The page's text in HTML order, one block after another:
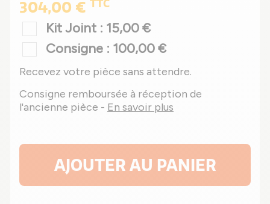
304,00 € TTC
Kit Joint : 15,00 €
Consigne : 100,00 €
Recevez votre pièce sans attendre.
Consigne remboursée à réception de
l'ancienne pièce - En savoir plus
AJOUTER AU PANIER